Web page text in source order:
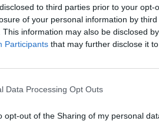
to third parties prior to your
of your personal information by
This information may also be disclosed
Participants that may further disclose it
Data Processing Opt Outs
opt-out of the Sharing of my personal
Wirksamkeit
Anzahl Nebenwirkungen